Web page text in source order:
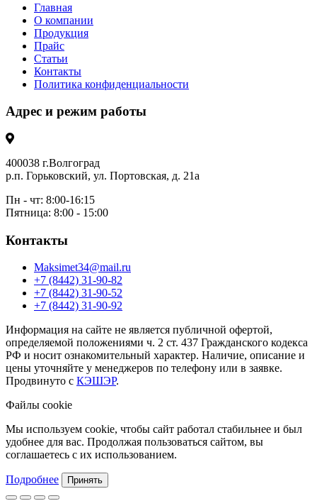
Главная
О компании
Продукция
Прайс
Статьи
Контакты
Политика конфиденциальности
Адрес и режим работы
400038 г.Волгоград
р.п. Горьковский, ул. Портовская, д. 21а
Пн - чт: 8:00-16:15
Пятница: 8:00 - 15:00
Контакты
Maksimet34@mail.ru
+7 (8442) 31-90-82
+7 (8442) 31-90-52
+7 (8442) 31-90-92
Информация на сайте не является публичной офертой,
определяемой положениями ч. 2 ст. 437 Гражданского кодекса
РФ и носит ознакомительный характер. Наличие, описание и
цены уточняйте у менеджеров по телефону или в заявке.
Продвинуто с КЭШЭР.
Файлы cookie
Мы используем cookie, чтобы сайт работал стабильнее и был
удобнее для вас. Продолжая пользоваться сайтом, вы
соглашаетесь с их использованием.
Подробнее Принять